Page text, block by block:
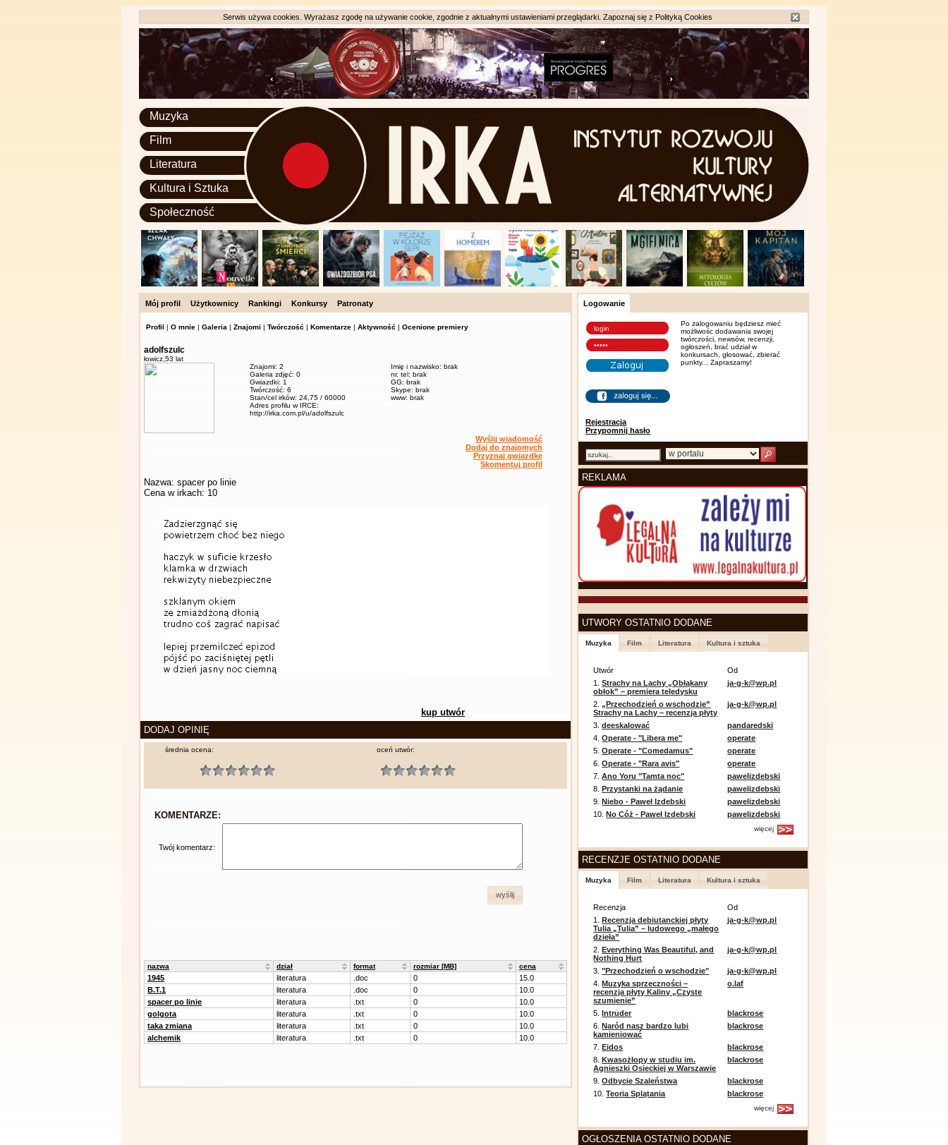
Serwis używa cookies. Wyrażasz zgodę na używanie cookie, zgodnie z aktualnymi ustawieniami przeglądarki. Zapoznaj się z Polityką Cookies
Muzyka
Film
Literatura
Kultura i Sztuka
Społeczność
Mój profil Użytkownicy Rankingi Konkursy Patronaty
Profil | O mnie | Galeria | Znajomi | Twórczość | Komentarze | Aktywność | Ocenione premiery
adolfszulc
łowicz, 53 lat
Znajomi: 2
Galeria zdjęć: 0
Gwiazdki: 1
Twórczość: 6
Stan/cel irków: 24,75 / 60000
Adres profilu w IRCE:
http://irka.com.pl/u/adolfszulc
Imię i nazwisko: brak
nr. tel: brak
GG: brak
Skype: brak
www: brak
Wyślij wiadomość
Dodaj do znajomych
Przyznaj gwiazdkę
Skomentuj profil
Nazwa: spacer po linie
Cena w irkach: 10
kup utwór
DODAJ OPINIĘ
średnia ocena: oceń utwór:
KOMENTARZE:
Twój komentarz:
wyślij
nazwa dział format rozmiar [MB] cena
1945 literatura .doc 0
15.0
B.T.1
literatura .doc 0
10.0
spacer po linie
literatura .txt 0
10.0
golgota
literatura .txt 0
10.0
taka zmiana
literatura .txt 0
10.0
alchemik
literatura .txt 0 10.0
Logowanie
Rejestracja
Przypomnij hasło
Po zalogowaniu będziesz mieć
możliwośc dodawania swojej
twórczości, newsów, recenzji,
ogłoszeń, brać udział w
konkursach, głosować, zbierać
punkty... Zapraszamy!
REKLAMA
UTWORY OSTATNIO DODANE
Muzyka Film Literatura Kultura i sztuka
Utwór
Od
1.Strachy na Lachy „Obłąkany
obłok” – premiera teledysku
ja-g-k@wp.pl
2.„Przechodzień o wschodzie”
Strachy na Lachy – recenzja płyty
ja-g-k@wp.pl
3.deeskalować
pandaredski
4.Operate - "Libera me"
operate
5.Operate - "Comedamus"
operate
6.Operate - "Rara avis"
operate
7.Ano Yoru "Tamta noc"
pawelizdebski
8.Przystanki na żądanie
pawelizdebski
9.Niebo - Paweł Izdebski
pawelizdebski
10.No Cóż - Paweł Izdebski pawelizdebski
więcej
RECENZJE OSTATNIO DODANE
Muzyka Film Literatura Kultura i sztuka
Recenzja
Od
1.Recenzja debiutanckiej płyty
Tulia „Tulia” – ludowego „małego
dzieła”
ja-g-k@wp.pl
2.Everything Was Beautiful, and
Nothing Hurt
ja-g-k@wp.pl
3."Przechodzień o wschodzie"
ja-g-k@wp.pl
4.Muzyka sprzeczności –
recenzja płyty Kaliny „Czyste
szumienie”
o.laf
5.Intruder
blackrose
6.Naród nasz bardzo lubi
kamieniować
blackrose
7.Eidos
blackrose
8.Kwasożłopy w studiu im.
Agnieszki Osieckiej w Warszawie
blackrose
9.Odbycie Szaleństwa
blackrose
10.Teoria Splątania blackrose
więcej
OGŁOSZENIA OSTATNIO DODANE